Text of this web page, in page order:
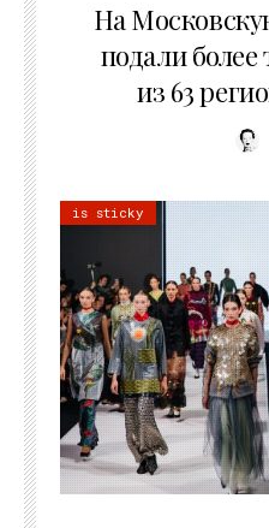
На
подали более
из 63
is sticky